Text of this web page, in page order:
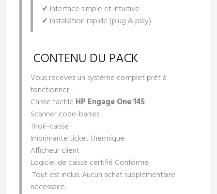
✔ Interface simple et intuitive
✔ Installation rapide (plug & play)
CONTENU DU PACK
Vous recevez un système complet prêt à
fonctionner :
Caisse tactile HP Engage One 145
Scanner code-barres
Tiroir-caisse
Imprimante ticket thermique
Afficheur client
Logiciel de caisse certifié Conforme
Tout est inclus. Aucun achat supplémentaire
nécessaire.